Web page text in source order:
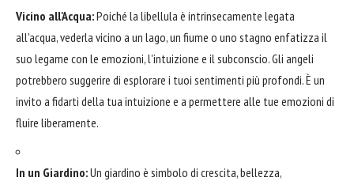
Vicino all'Acqua:Poiché la libellula è intrinsecamente legata
all'acqua, vederla vicino a un lago, un fiume o uno stagno enfatizza il
suo legame con le emozioni, l'intuizione e il subconscio. Gli angeli
potrebbero suggerire di esplorare i tuoi sentimenti più profondi. È un
invito a fidarti della tua intuizione e a permettere alle tue emozioni di
fluire liberamente.
In un Giardino:Un giardino è simbolo di crescita, bellezza,